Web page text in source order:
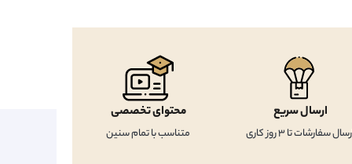
ارسال سریع
سفارشات تا 3 روز کاری
محتوای تخصصی
متناسب با تمام سنین